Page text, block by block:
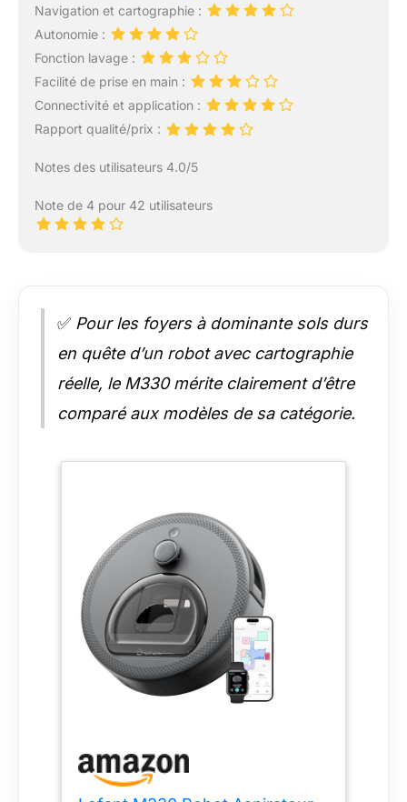
Navigation et cartographie :
Autonomie :
Fonction lavage :
Facilité de prise en main :
Connectivité et application :
Rapport qualité/prix :
Notes des utilisateurs 4.0/5
Note de 4 pour 42 utilisateurs
✅ Pour les foyers à dominante sols durs
en quête d’un robot avec cartographie
réelle, le M330 mérite clairement d’être
comparé aux modèles de sa catégorie.